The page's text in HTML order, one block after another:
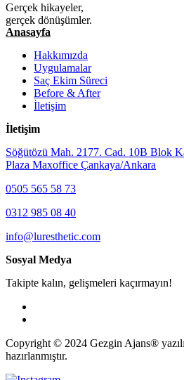
Gerçek hikayeler,
gerçek dönüşümler.
Anasayfa
Hakkımızda
Uygulamalar
Saç Ekim Süreci
Before & After
İletişim
İletişim
Söğütözü Mah. 2177. Cad. 10B Blok
Plaza Maxoffice Çankaya/Ankara
0505 565 58 73
0312 985 08 40
info@luresthetic.com
Sosyal Medya
Takipte kalın, gelişmeleri kaçırmayın!
Copyright © 2024 Gezgin Ajans®
hazırlanmıştır.